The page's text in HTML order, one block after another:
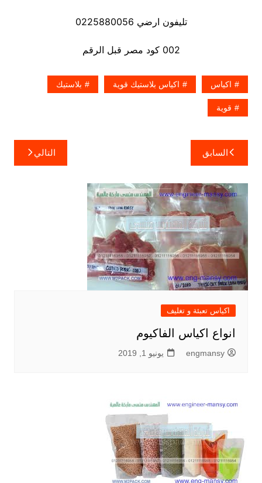
تليفون ارضي 0225880056
002 كود مصر قبل الرقم
اكياس اكياس بلاستيك قوية بلاستيك
قوية
تصفّح
المقالات
السابق التالي
اكياس تعبئة و تغليف
انواع اكياس الفاكيوم
engmansy يونيو 1, 2019